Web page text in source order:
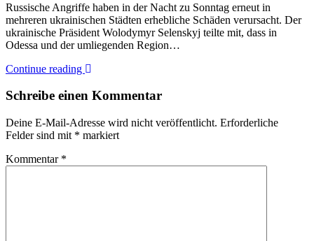
Russische Angriffe haben in der Nacht zu Sonntag erneut in
mehreren ukrainischen Städten erhebliche Schäden verursacht. Der
ukrainische Präsident Wolodymyr Selenskyj teilte mit, dass in
Odessa und der umliegenden Region…
Continue reading
Schreibe einen Kommentar
Deine E-Mail-Adresse wird nicht veröffentlicht. Erforderliche
Felder sind mit * markiert
Kommentar *